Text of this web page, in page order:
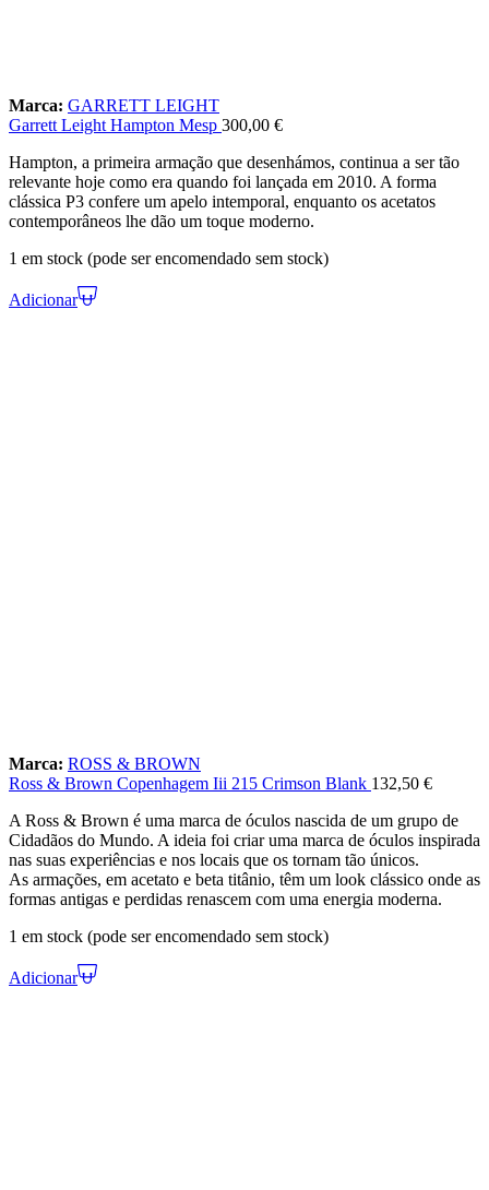
Marca: GARRETT LEIGHT
Garrett Leight Hampton Mesp 300,00 €
Hampton, a primeira armação que desenhámos, continua a ser tão
relevante hoje como era quando foi lançada em 2010. A forma
clássica P3 confere um apelo intemporal, enquanto os acetatos
contemporâneos lhe dão um toque moderno.
1 em stock (pode ser encomendado sem stock)
Adicionar
Marca: ROSS & BROWN
Ross & Brown Copenhagem Iii 215 Crimson Blank 132,50 €
A Ross & Brown é uma marca de óculos nascida de um grupo de
Cidadãos do Mundo. A ideia foi criar uma marca de óculos inspirada
nas suas experiências e nos locais que os tornam tão únicos.
As armações, em acetato e beta titânio, têm um look clássico onde as
formas antigas e perdidas renascem com uma energia moderna.
1 em stock (pode ser encomendado sem stock)
Adicionar